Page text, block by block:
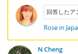
回答したア
Rose in
N Cheng